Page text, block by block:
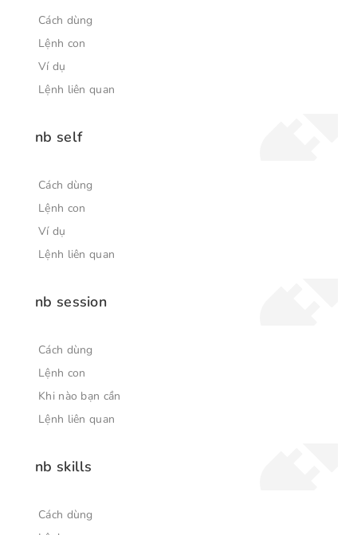
Cách dùng
Lệnh con
Ví dụ
Lệnh liên quan
nb self
Cách dùng
Lệnh con
Ví dụ
Lệnh liên quan
nb session
Cách dùng
Lệnh con
Khi nào bạn cần
Lệnh liên quan
nb skills
Cách dùng